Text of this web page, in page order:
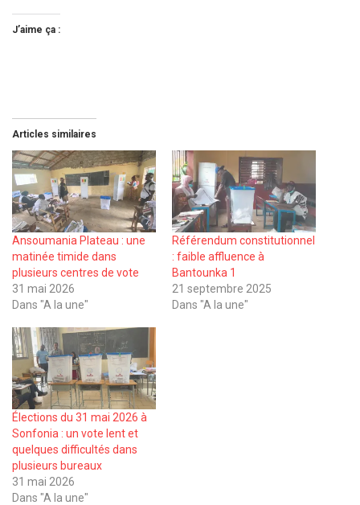
J’aime ça :
Articles similaires
Ansoumania Plateau : une
matinée timide dans
plusieurs centres de vote
31 mai 2026
Dans "A la une"
Référendum constitutionnel
: faible affluence à
Bantounka 1
21 septembre 2025
Dans "A la une"
Élections du 31 mai 2026 à
Sonfonia : un vote lent et
quelques difficultés dans
plusieurs bureaux
31 mai 2026
Dans "A la une"